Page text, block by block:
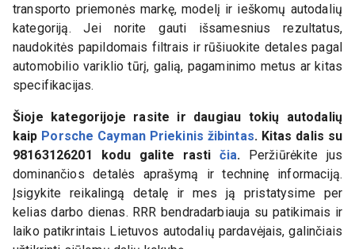
transporto priemonės markę, modelį ir ieškomų autodalių
kategoriją. Jei norite gauti išsamesnius rezultatus,
naudokitės papildomais filtrais ir rūšiuokite detales pagal
automobilio variklio tūrį, galią, pagaminimo metus ar kitas
specifikacijas.
Šioje kategorijoje rasite ir daugiau tokių autodalių
kaip Porsche Cayman Priekinis žibintas. Kitas dalis su
98163126201 kodu galite rastičia. Peržiūrėkite jus
dominančios detalės aprašymą ir techninę informaciją.
Įsigykite reikalingą detalę ir mes ją pristatysime per
kelias darbo dienas. RRR bendradarbiauja su patikimais ir
laiko patikrintais Lietuvos autodalių pardavėjais, galinčiais